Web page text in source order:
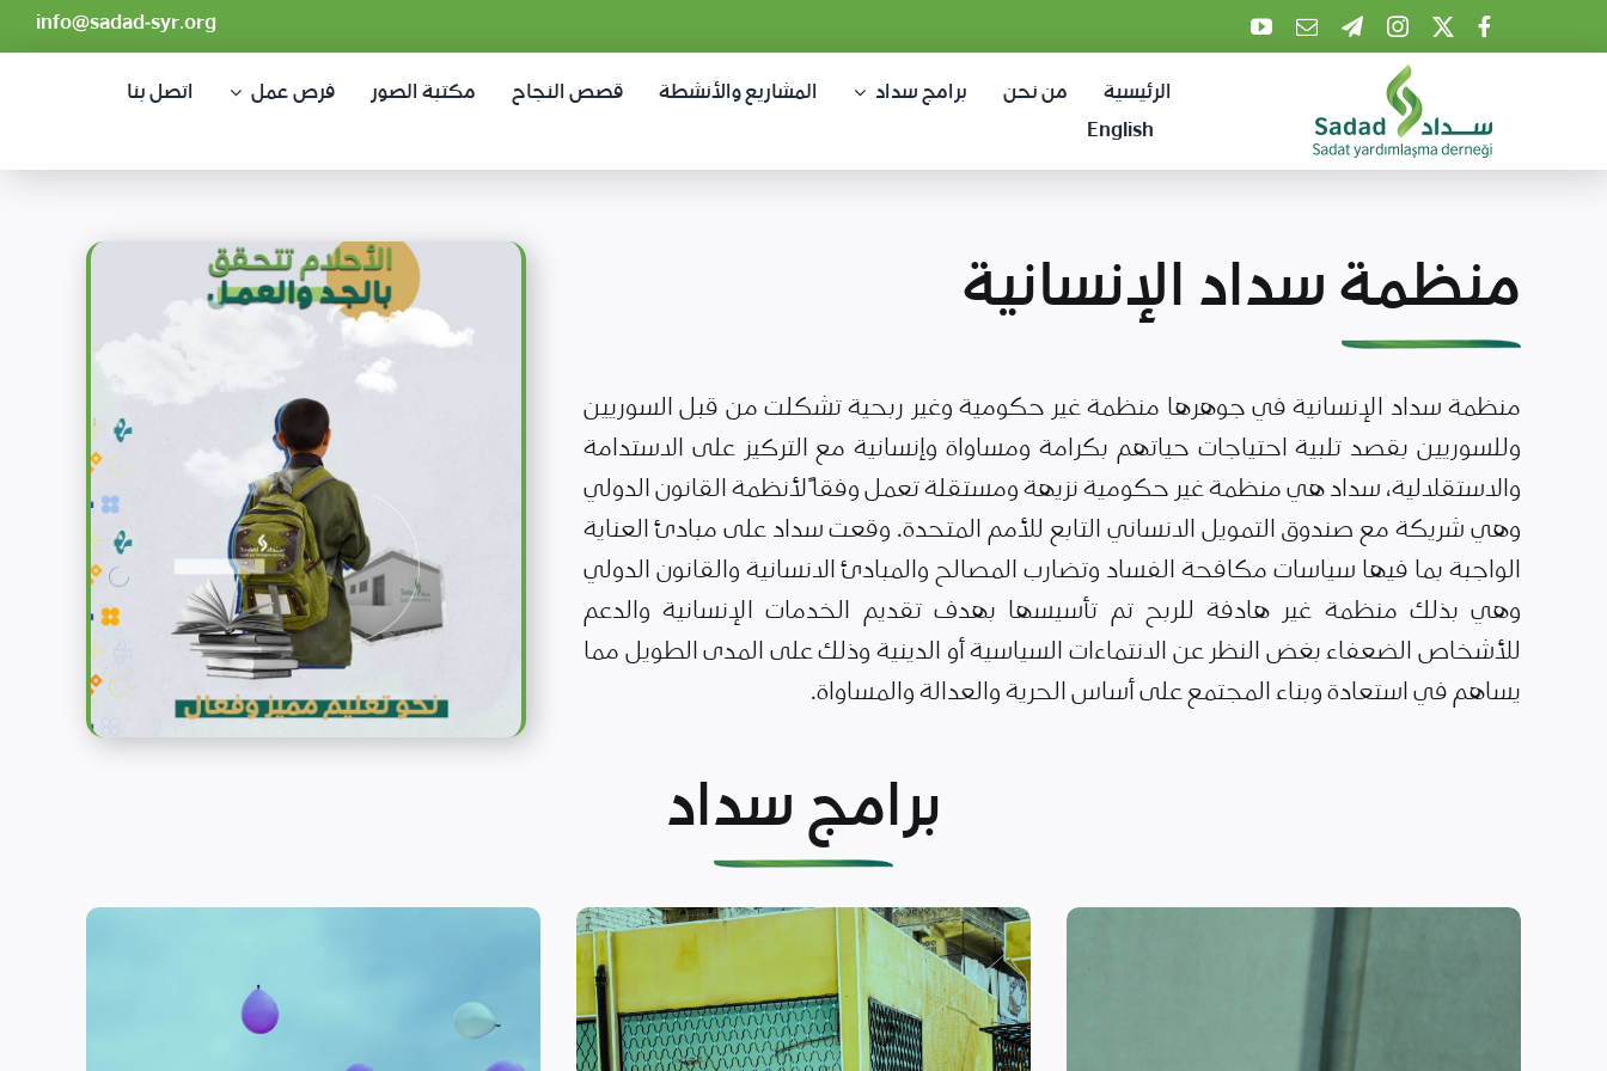
to
info@sadad-syr.org
الرئيسية من نحن برامج سداد المشاريع والأنشطة قصص النجاح مكتبة الصور فرص عمل
اتصل بنا
English
منظمة سداد الإنسانية
منظمة سداد الإنسانية في جوهرها منظمة غير حكومية وغير ربحية تشكلت من قبل السوريين
وللسوريين بقصد تلبية احتياجات حياتهم بكرامة ومساواة وإنسانية مع التركيز على الاستدامة
والاستقلالية، سداد هي منظمة غير حكومية نزيهة ومستقلة تعمل وفقاً لأنظمة القانون الدولي
وهي شريكة مع صندوق التمويل الانساني التابع للأمم المتحدة. وقعت سداد على مبادئ العناية
الواجبة بما فيها سياسات مكافحة الفساد وتضارب المصالح والمبادئ الانسانية والقانون الدولي
وهي بذلك منظمة غير هادفة للربح تم تأسيسها بهدف تقديم الخدمات الإنسانية والدعم
للأشخاص الضعفاء بغض النظر عن الانتماءات السياسية أو الدينية وذلك على المدى الطويل مما
يساهم في استعادة وبناء المجتمع على أساس الحرية والعدالة والمساواة.
برامج سداد
الأمن الغذائي وسبل
العيش اقرأ المزيد
الحماية